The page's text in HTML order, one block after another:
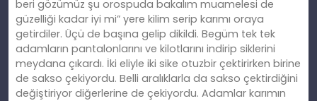
beri gözümüz şu orospuda bakalım muamelesi de
güzelliği kadar iyi mi” yere kilim serip karımı oraya
getirdiler. Üçü de başına gelip dikildi. Begüm tek tek
adamların pantalonlarını ve kilotlarını indirip siklerini
meydana çıkardı. İki eliyle iki sike otuzbir çektirirken birine
de sakso çekiyordu. Belli aralıklarla da sakso çektirdiğini
değiştiriyor diğerlerine de çekiyordu. Adamlar karımın